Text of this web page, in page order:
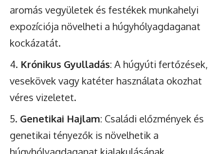
aromás vegyületek és festékek munkahelyi
expozíciója növelheti a húgyhólyagdaganat
kockázatát.
Krónikus Gyulladás: A húgyúti fertőzések,
vesekövek vagy katéter használata okozhat
véres vizeletet.
Genetikai Hajlam: Családi előzmények és
genetikai tényezők is növelhetik a